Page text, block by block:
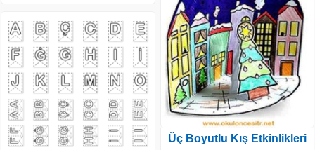
Üç Boyutlu Kış Etkinlikleri